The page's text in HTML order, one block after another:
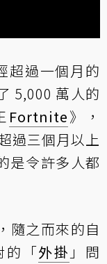
超過一個月的
5,000 萬人的
Fortnite》，
過三個月以上
是令許多人都
隨之而來的自
的「外掛 」問